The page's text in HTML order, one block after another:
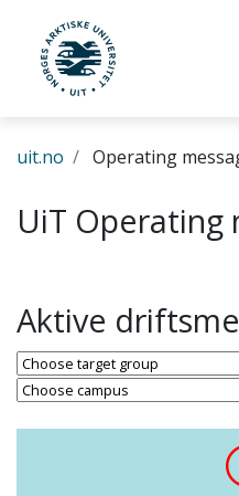
Gå til hovedinnhold
UiT Norges
uit.no Operating
UiT Operating
Aktive